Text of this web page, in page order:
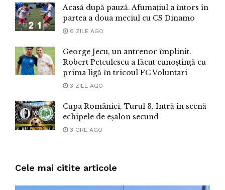
Acasă după pauză. Afumațiul a întors în
partea a doua meciul cu CS Dinamo
6 ZILE AGO
George Jecu, un antrenor împlinit.
Robert Petculescu a făcut cunoștință cu
prima ligă în tricoul FC Voluntari
3 ZILE AGO
Cupa României, Turul 3. Intră în scenă
echipele de eșalon secund
3 ORE AGO
Cele mai citite articole